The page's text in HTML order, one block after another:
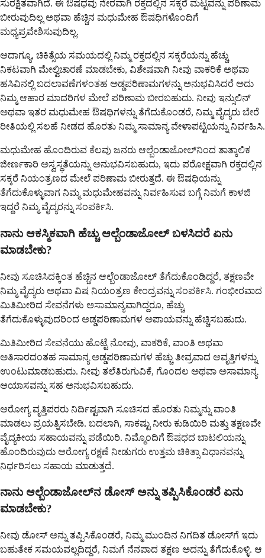
ಸುರಕ್ಷಿತವಾಗಿದೆ. ಈ ಔಷಧವು ನೇರವಾಗಿ ರಕ್ತದಲ್ಲಿನ ಸಕ್ಕರೆ ಮಟ್ಟವನ್ನು ಪರಿಣಾಮ
ಬೀರುವುದಿಲ್ಲ ಅಥವಾ ಹೆಚ್ಚಿನ ಮಧುಮೇಹ ಔಷಧಿಗಳೊಂದಿಗೆ
ಮಧ್ಯಪ್ರವೇಶಿಸುವುದಿಲ್ಲ.
ಆದಾಗ್ಯೂ, ಚಿಕಿತ್ಸೆಯ ಸಮಯದಲ್ಲಿ ನಿಮ್ಮ ರಕ್ತದಲ್ಲಿನ ಸಕ್ಕರೆಯನ್ನು ಹೆಚ್ಚು
ನಿಕಟವಾಗಿ ಮೇಲ್ವಿಚಾರಣೆ ಮಾಡಬೇಕು, ವಿಶೇಷವಾಗಿ ನೀವು ವಾಕರಿಕೆ ಅಥವಾ
ಹಸಿವಿನಲ್ಲಿ ಬದಲಾವಣೆಗಳಂತಹ ಅಡ್ಡಪರಿಣಾಮಗಳನ್ನು ಅನುಭವಿಸಿದರೆ ಅದು
ನಿಮ್ಮ ಆಹಾರ ಮಾದರಿಗಳ ಮೇಲೆ ಪರಿಣಾಮ ಬೀರಬಹುದು. ನೀವು ಇನ್ಸುಲಿನ್
ಅಥವಾ ಇತರ ಮಧುಮೇಹ ಔಷಧಿಗಳನ್ನು ತೆಗೆದುಕೊಂಡರೆ, ನಿಮ್ಮ ವೈದ್ಯರು ಬೇರೆ
ರೀತಿಯಲ್ಲಿ ಸಲಹೆ ನೀಡದ ಹೊರತು ನಿಮ್ಮ ಸಾಮಾನ್ಯ ವೇಳಾಪಟ್ಟಿಯನ್ನು ನಿರ್ವಹಿಸಿ.
ಮಧುಮೇಹ ಹೊಂದಿರುವ ಕೆಲವು ಜನರು ಆಲ್ಬೆಂಡಾಜೋಲ್‌ನಿಂದ ತಾತ್ಕಾಲಿಕ
ಜೀರ್ಣಕಾರಿ ಅಸ್ವಸ್ಥತೆಯನ್ನು ಅನುಭವಿಸಬಹುದು, ಇದು ಪರೋಕ್ಷವಾಗಿ ರಕ್ತದಲ್ಲಿನ
ಸಕ್ಕರೆ ನಿಯಂತ್ರಣದ ಮೇಲೆ ಪರಿಣಾಮ ಬೀರುತ್ತದೆ. ಈ ಔಷಧಿಯನ್ನು
ತೆಗೆದುಕೊಳ್ಳುವಾಗ ನಿಮ್ಮ ಮಧುಮೇಹವನ್ನು ನಿರ್ವಹಿಸುವ ಬಗ್ಗೆ ನಿಮಗೆ ಕಾಳಜಿ
ಇದ್ದರೆ ನಿಮ್ಮ ವೈದ್ಯರನ್ನು ಸಂಪರ್ಕಿಸಿ.
ನಾನು ಆಕಸ್ಮಿಕವಾಗಿ ಹೆಚ್ಚು ಆಲ್ಬೆಂಡಾಜೋಲ್ ಬಳಸಿದರೆ ಏನು
ಮಾಡಬೇಕು?
ನೀವು ಸೂಚಿಸಿದಕ್ಕಿಂತ ಹೆಚ್ಚಿನ ಆಲ್ಬೆಂಡಾಜೋಲ್ ತೆಗೆದುಕೊಂಡಿದ್ದರೆ, ತಕ್ಷಣವೇ
ನಿಮ್ಮ ವೈದ್ಯರು ಅಥವಾ ವಿಷ ನಿಯಂತ್ರಣ ಕೇಂದ್ರವನ್ನು ಸಂಪರ್ಕಿಸಿ. ಗಂಭೀರವಾದ
ಮಿತಿಮೀರಿದ ಸೇವನೆಗಳು ಅಸಾಮಾನ್ಯವಾಗಿದ್ದರೂ, ಹೆಚ್ಚು
ತೆಗೆದುಕೊಳ್ಳುವುದರಿಂದ ಅಡ್ಡಪರಿಣಾಮಗಳ ಅಪಾಯವನ್ನು ಹೆಚ್ಚಿಸಬಹುದು.
ಮಿತಿಮೀರಿದ ಸೇವನೆಯು ಹೊಟ್ಟೆ ನೋವು, ವಾಕರಿಕೆ, ವಾಂತಿ ಅಥವಾ
ಅತಿಸಾರದಂತಹ ಸಾಮಾನ್ಯ ಅಡ್ಡಪರಿಣಾಮಗಳ ಹೆಚ್ಚು ತೀವ್ರವಾದ ಆವೃತ್ತಿಗಳನ್ನು
ಉಂಟುಮಾಡಬಹುದು. ನೀವು ತಲೆತಿರುಗುವಿಕೆ, ಗೊಂದಲ ಅಥವಾ ಅಸಾಮಾನ್ಯ
ಆಯಾಸವನ್ನು ಸಹ ಅನುಭವಿಸಬಹುದು.
ಆರೋಗ್ಯ ವೃತ್ತಿಪರರು ನಿರ್ದಿಷ್ಟವಾಗಿ ಸೂಚಿಸದ ಹೊರತು ನಿಮ್ಮನ್ನು ವಾಂತಿ
ಮಾಡಲು ಪ್ರಯತ್ನಿಸಬೇಡಿ. ಬದಲಾಗಿ, ಸಾಕಷ್ಟು ನೀರು ಕುಡಿಯಿರಿ ಮತ್ತು ತಕ್ಷಣವೇ
ವೈದ್ಯಕೀಯ ಸಹಾಯವನ್ನು ಪಡೆಯಿರಿ. ನಿಮ್ಮೊಂದಿಗೆ ಔಷಧದ ಬಾಟಲಿಯನ್ನು
ಹೊಂದಿರುವುದು ಆರೋಗ್ಯ ರಕ್ಷಣೆ ನೀಡುಗರು ಉತ್ತಮ ಚಿಕಿತ್ಸಾ ವಿಧಾನವನ್ನು
ನಿರ್ಧರಿಸಲು ಸಹಾಯ ಮಾಡುತ್ತದೆ.
ನಾನು ಆಲ್ಬೆಂಡಾಜೋಲ್‌ನ ಡೋಸ್ ಅನ್ನು ತಪ್ಪಿಸಿಕೊಂಡರೆ ಏನು
ಮಾಡಬೇಕು?
ನೀವು ಡೋಸ್ ಅನ್ನು ತಪ್ಪಿಸಿಕೊಂಡರೆ, ನಿಮ್ಮ ಮುಂದಿನ ನಿಗದಿತ ಡೋಸ್‌ಗೆ ಇದು
ಬಹುತೇಕ ಸಮಯವಲ್ಲದಿದ್ದರೆ, ನಿಮಗೆ ನೆನಪಾದ ತಕ್ಷಣ ಅದನ್ನು ತೆಗೆದುಕೊಳ್ಳಿ. ಆ